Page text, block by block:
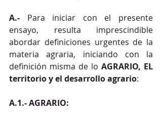
A.- Para iniciar con el presente
ensayo, resulta imprescindible
abordar definiciones urgentes de la
materia agraria, iniciando con la
definición misma de lo AGRARIO, EL
territorio y el desarrollo agrario:
A.1.- AGRARIO: